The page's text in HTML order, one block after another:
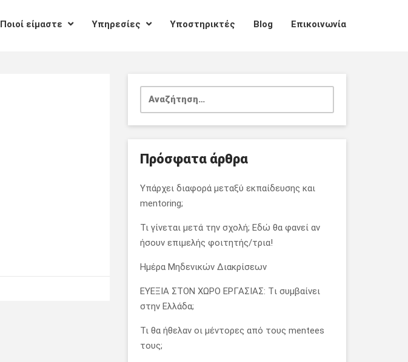
Ποιοί είμαστε Υπηρεσίες Υποστηρικτές Blog Επικοινωνία
Αναζήτηση
Πρόσφατα άρθρα
Υπάρχει διαφορά μεταξύ εκπαίδευσης και
mentoring;
Τι γίνεται μετά την σχολή; Εδώ θα φανεί αν
ήσουν επιμελής φοιτητής/τρια!
Ημέρα Μηδενικών Διακρίσεων
ΕΥΕΞΙΑ ΣΤΟΝ ΧΩΡΟ ΕΡΓΑΣΙΑΣ: Tι συμβαίνει
στην Ελλάδα;
Τι θα ήθελαν οι μέντορες από τους mentees
τους;